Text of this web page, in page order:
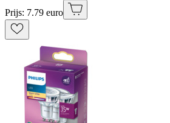
Prijs: 7.79 euro